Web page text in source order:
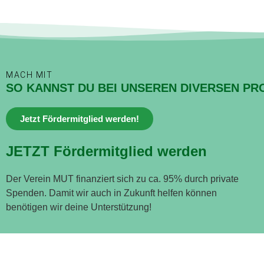
MACH MIT
SO KANNST DU BEI UNSEREN DIVERSEN
Jetzt Fördermitglied werden!
JETZT Fördermitglied werden
Der Verein MUT finanziert sich zu ca. 95% durch private
Spenden. Damit wir auch in Zukunft helfen können
benötigen wir deine Unterstützung!